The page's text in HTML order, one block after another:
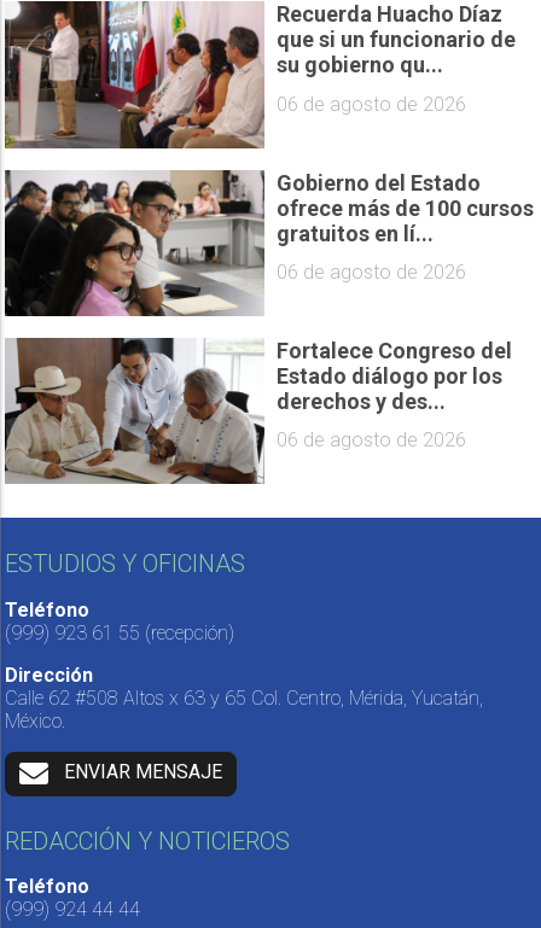
Recuerda Huacho Díaz
que si un funcionario de
su gobierno qu...
06 de agosto de 2026
Gobierno del Estado
ofrece más de 100 cursos
gratuitos en lí...
06 de agosto de 2026
Fortalece Congreso del
Estado diálogo por los
derechos y des...
06 de agosto de 2026
ESTUDIOS Y OFICINAS
Teléfono
(999) 923 61 55 (recepción)
Dirección
Calle 62 #508 Altos x 63 y 65 Col. Centro, Mérida, Yucatán,
México.
ENVIAR MENSAJE
REDACCIÓN Y NOTICIEROS
Teléfono
(999) 924 44 44